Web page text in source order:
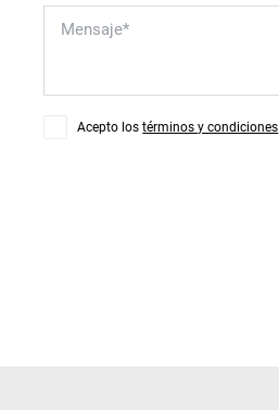
Acepto lostérminos y condiciones